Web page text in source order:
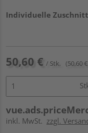
Individuelle
50,60 € / Stk. (50,60
inkl. MwSt. zzgl.